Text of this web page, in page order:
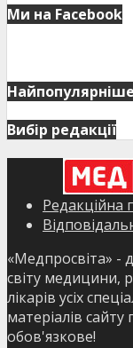
Ми на Facebook
Найпопулярніше
Вибір редакції
Редакційна
«Медпросвіта» -
світу медицини,
лікарів усіх
матеріалів
обов'язкове!